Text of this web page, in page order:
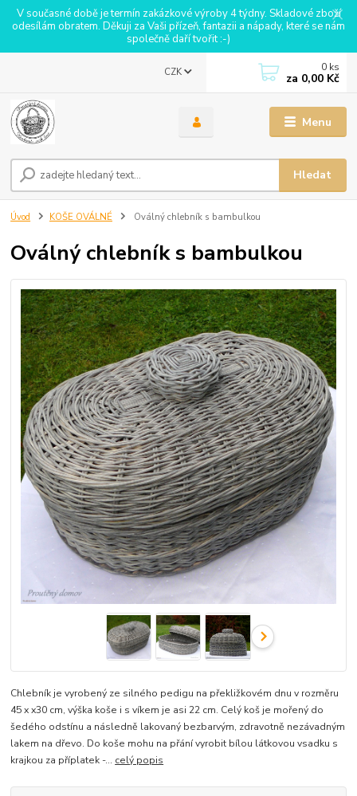
V současné době je termín zakázkové výroby 4 týdny. Skladové zboží
odesílám obratem. Děkuji za Vaši přízeň, fantazii a nápady, které se nám
společně daří tvořit :-)
Menu
CZK
Hledat
0 ks
za 0,00 Kč
Úvod KOŠE OVÁLNÉ Oválný chlebník s bambulkou
Oválný chlebník s bambulkou
Chlebník je vyrobený ze silného pedigu na překližkovém dnu v rozměru
45 x x30 cm, výška koše i s víkem je asi 22 cm. Celý koš je mořený do
šedého odstínu a následně lakovaný bezbarvým, zdravotně nezávadným
lakem na dřevo. Do koše mohu na přání vyrobit bílou látkovou vsadku s
krajkou za příplatek -... celý popis